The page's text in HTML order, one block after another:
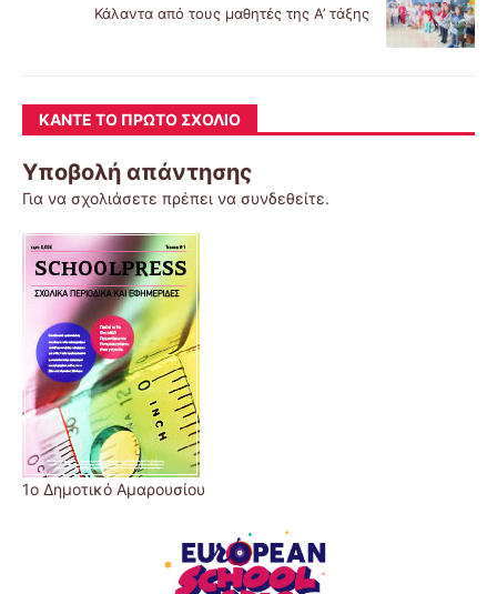
Κάλαντα από τους μαθητές της Α’ τάξης
ΚΆΝΤΕ ΤΟ ΠΡΏΤΟ ΣΧΌΛΙΟ
Υποβολή απάντησης
Για να σχολιάσετε πρέπει να συνδεθείτε.
1ο Δημοτικό Αμαρουσίου